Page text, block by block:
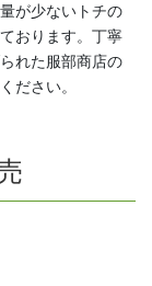
が少ないトチの
おります。丁寧
れた服部商店の
ださい。